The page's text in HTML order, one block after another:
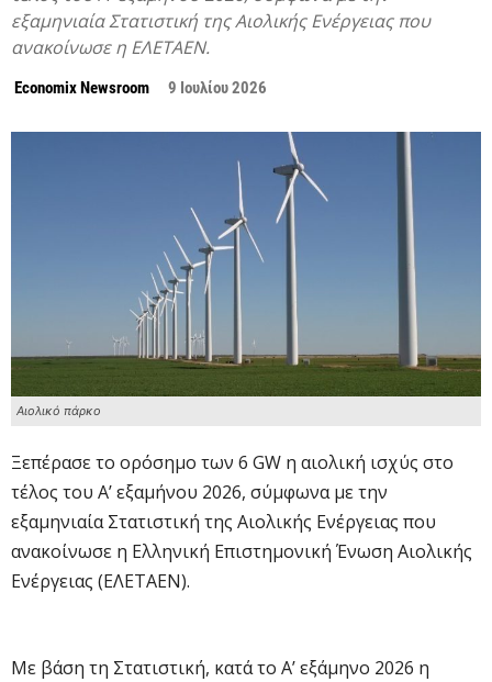
εξαμηνιαία Στατιστική της Αιολικής Ενέργειας που
ανακοίνωσε η ΕΛΕΤΑΕΝ.
Economix Newsroom 9 Ιουλίου 2026
Αιολικό πάρκο
Ξεπέρασε το ορόσημο των 6 GW η αιολική ισχύς στο
τέλος του Α’ εξαμήνου 2026, σύμφωνα με την
εξαμηνιαία Στατιστική της Αιολικής Ενέργειας που
ανακοίνωσε η Ελληνική Επιστημονική Ένωση Αιολικής
Ενέργειας (ΕΛΕΤΑΕΝ).
Με βάση τη Στατιστική, κατά το Α’ εξάμηνο 2026 η